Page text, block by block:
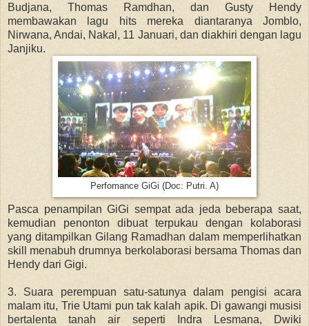
Budjana, Thomas Ramdhan, dan Gusty Hendy
membawakan lagu hits mereka diantaranya Jomblo,
Nirwana, Andai, Nakal, 11 Januari, dan diakhiri dengan lagu
Janjiku.
Perfomance GiGi (Doc: Putri. A)
Pasca penampilan GiGi sempat ada jeda beberapa saat,
kemudian penonton dibuat terpukau dengan kolaborasi
yang ditampilkan Gilang Ramadhan dalam memperlihatkan
skill menabuh drumnya berkolaborasi bersama Thomas dan
Hendy dari Gigi.
3. Suara perempuan satu-satunya dalam pengisi acara
malam itu, Trie Utami pun tak kalah apik. Di gawangi musisi
bertalenta tanah air seperti Indra Lesmana, Dwiki